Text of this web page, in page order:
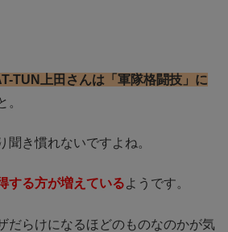
TUN上田さんは「軍隊格闘技」に
。
聞き慣れないですよね。
する方が増えているようです。
だらけになるほどのものなのかが気